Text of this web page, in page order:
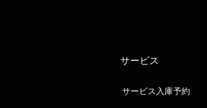
サービス
サービス入庫予約